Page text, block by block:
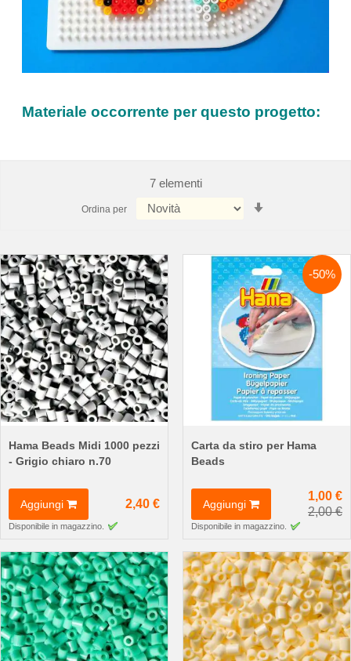
Materiale occorrente per questo progetto:
7elementi
Ordina per
Hama Beads Midi 1000 pezzi
- Grigio chiaro n.70
Aggiungi 2,40 €
Disponibile in magazzino.
-50%
Carta da stiro per Hama
Beads
Aggiungi
1,00 €
2,00 €
Disponibile in magazzino.